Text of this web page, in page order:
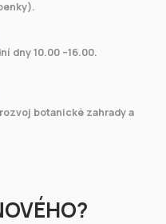
dny 10.00 –16.00.
botanické zahrady a